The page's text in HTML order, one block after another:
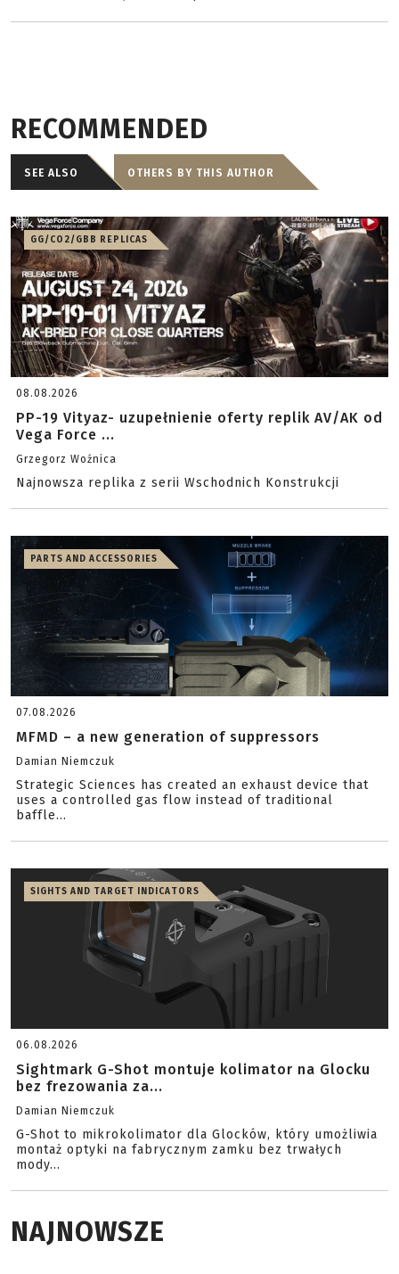
RECOMMENDED
SEE ALSO OTHERS BY THIS AUTHOR
GG/CO2/GBB REPLICAS
08.08.2026
PP-19 Vityaz- uzupełnienie oferty replik AV/AK od
Vega Force ...
Grzegorz Woźnica
Najnowsza replika z serii Wschodnich Konstrukcji
PARTS AND ACCESSORIES
07.08.2026
MFMD – a new generation of suppressors
Damian Niemczuk
Strategic Sciences has created an exhaust device that
uses a controlled gas flow instead of traditional
baffle...
SIGHTS AND TARGET INDICATORS
06.08.2026
Sightmark G-Shot montuje kolimator na Glocku
bez frezowania za...
Damian Niemczuk
G-Shot to mikrokolimator dla Glocków, który umożliwia
montaż optyki na fabrycznym zamku bez trwałych
mody...
NAJNOWSZE